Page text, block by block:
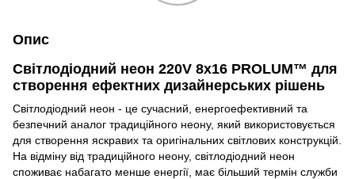
Опис
Світлодіодний неон 220V 8x16 PROLUM™ для
створення ефектних дизайнерських рішень
Світлодіодний неон - це сучасний, енергоефективний та
безпечний аналог традиційного неону, який використовується
для створення яскравих та оригінальних світлових конструкцій.
На відміну від традиційного неону, світлодіодний неон
споживає набагато менше енергії, має більший термін служби